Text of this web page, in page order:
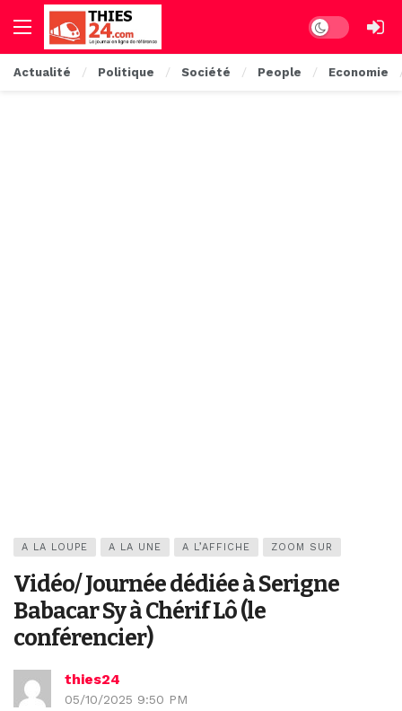
Dark mode
Actualité Politique Société People Economie
A LA LOUPE A LA UNE A L’AFFICHE ZOOM SUR
Vidéo/ Journée dédiée à Serigne
Babacar Sy à Chérif Lô (le
conférencier)
thies24
05/10/2025 9:50 PM